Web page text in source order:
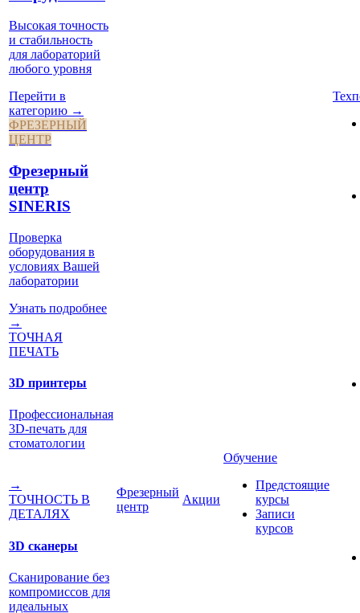
Высокая точность
и стабильность
для лабораторий
любого уровня
Перейти в
категорию →
ФРЕЗЕРНЫЙ
ЦЕНТР
Фрезерный
центр
SINERIS
Проверка
оборудования в
условиях Вашей
лаборатории
Узнать подробнее
→
ТОЧНАЯ
ПЕЧАТЬ
3D принтеры
Профессиональная
3D-печать для
стоматологии
→
ТОЧНОСТЬ В
ДЕТАЛЯХ
3D сканеры
Сканирование без
компромиссов для
идеальных
Фрезерный
центр
Акции
Обучение
Предстоящие
курсы
Записи
курсов